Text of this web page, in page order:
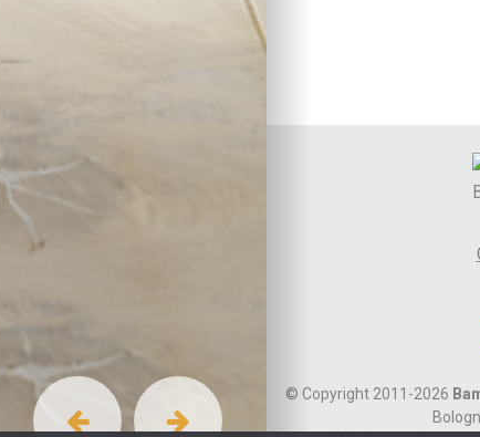
Diventare
Cognomi autori
Cognomi autori
Cognomi autori
© Copyright 2011-2026